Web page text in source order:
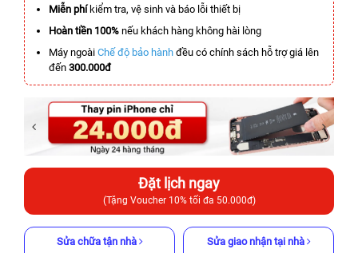
Miễn phíkiểm tra, vệ sinh và báo lỗi thiết bị
Hoàn tiền 100% nếu khách hàng không hài lòng
Máy ngoài Chế độ bảo hành đều có chính sách hỗ trợ giá lên
đến 300.000đ
Đặt lịch ngay
(Tặng Voucher 10% tối đa 50.000đ)
Sửa chữa tận nhà Sửa giao nhận tại nhà